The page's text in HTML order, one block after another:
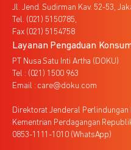
Jl. Jend. Sudirman Kav. 52-53,
Tel. (021) 5150785,
Fax (021) 5154758
Layanan Pengaduan
PT Nusa Satu Inti Artha (DOKU)
Tel : (021) 1500 963
Email : care@doku.com
Direktorat Jenderal Perlindungan
Kementrian Perdagangan
0853-1111-1010 (WhatsApp)